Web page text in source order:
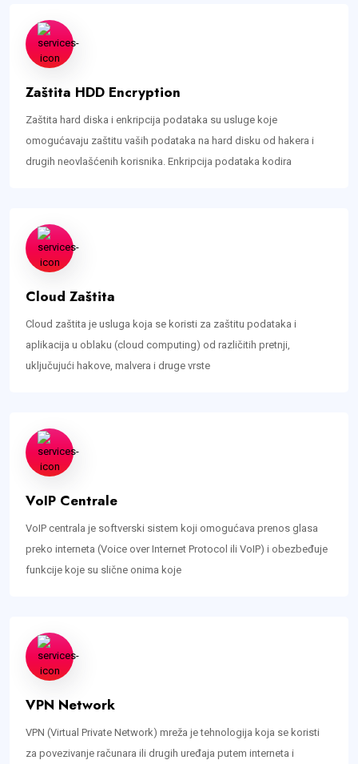
Zaštita HDD Encryption
Zaštita hard diska i enkripcija podataka su usluge koje
omogućavaju zaštitu vaših podataka na hard disku od hakera i
drugih neovlašćenih korisnika. Enkripcija podataka kodira
Cloud Zaštita
Cloud zaštita je usluga koja se koristi za zaštitu podataka i
aplikacija u oblaku (cloud computing) od različitih pretnji,
uključujući hakove, malvera i druge vrste
VoIP Centrale
VoIP centrala je softverski sistem koji omogućava prenos glasa
preko interneta (Voice over Internet Protocol ili VoIP) i obezbeđuje
funkcije koje su slične onima koje
VPN Network
VPN (Virtual Private Network) mreža je tehnologija koja se koristi
za povezivanje računara ili drugih uređaja putem interneta i